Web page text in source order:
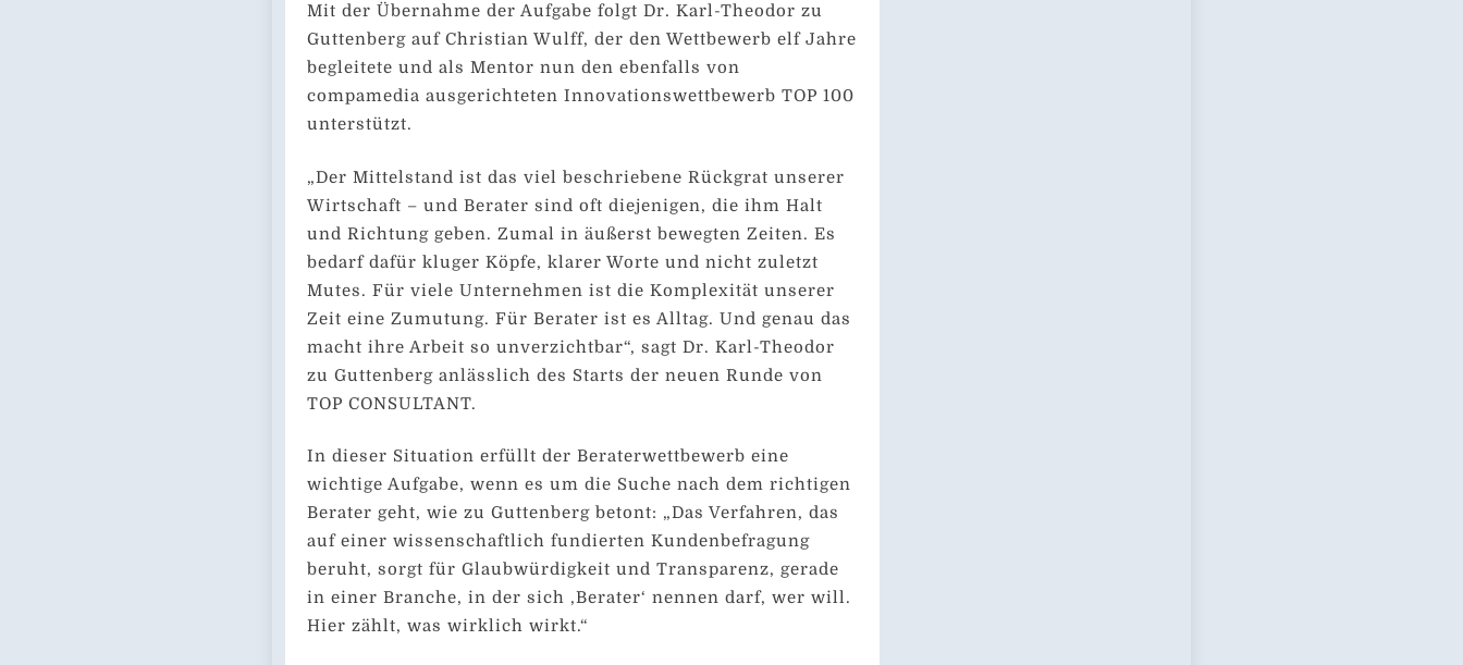
Mit der Übernahme der Aufgabe folgt Dr. Karl-Theodor zu
Guttenberg auf Christian Wulff, der den Wettbewerb elf Jahre
begleitete und als Mentor nun den ebenfalls von
compamedia ausgerichteten Innovationswettbewerb TOP 100
unterstützt.
„Der Mittelstand ist das viel beschriebene Rückgrat unserer
Wirtschaft – und Berater sind oft diejenigen, die ihm Halt
und Richtung geben. Zumal in äußerst bewegten Zeiten. Es
bedarf dafür kluger Köpfe, klarer Worte und nicht zuletzt
Mutes. Für viele Unternehmen ist die Komplexität unserer
Zeit eine Zumutung. Für Berater ist es Alltag. Und genau das
macht ihre Arbeit so unverzichtbar“, sagt Dr. Karl-Theodor
zu Guttenberg anlässlich des Starts der neuen Runde von
TOP CONSULTANT.
In dieser Situation erfüllt der Beraterwettbewerb eine
wichtige Aufgabe, wenn es um die Suche nach dem richtigen
Berater geht, wie zu Guttenberg betont: „Das Verfahren, das
auf einer wissenschaftlich fundierten Kundenbefragung
beruht, sorgt für Glaubwürdigkeit und Transparenz, gerade
in einer Branche, in der sich ‚Berater‘ nennen darf, wer will.
Hier zählt, was wirklich wirkt.“